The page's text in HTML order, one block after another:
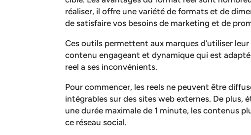
réaliser, il offre une variété de formats et de
de satisfaire vos besoins de marketing et de
Ces outils permettent aux marques d’utiliser
contenu engageant et dynamique qui est
reel a ses inconvénients.
Pour commencer, les reels ne peuvent être
intégrables sur des sites web externes. De plus,
une durée maximale de 1 minute, les contenus
ce réseau social.